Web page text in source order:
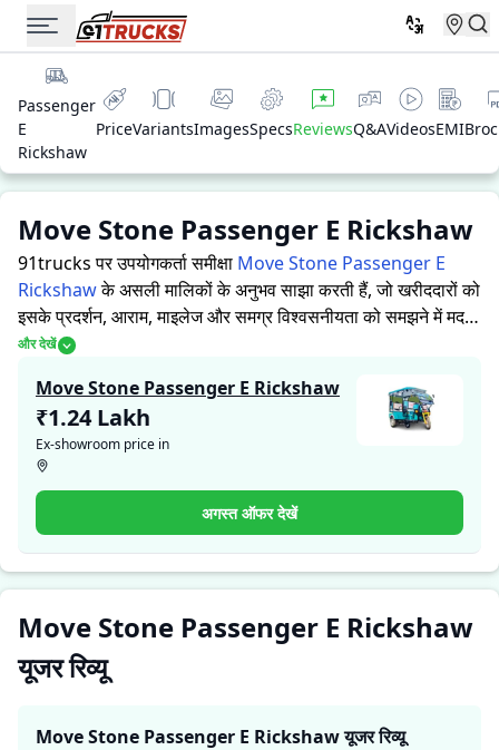
Passenger
E
Rickshaw
PriceVariantsImagesSpecsReviewsQ&AVideosEMI
Move Stone Passenger E Rickshaw
91trucks पर उपयोगकर्ता समीक्षा Move Stone Passenger E
Rickshawके असली मालिकों के अनुभव साझा करती हैं, जो खरीददारों को
इसके प्रदर्शन, आराम, माइलेज और समग्र विश्वसनीयता को समझने में मदद
करती हैं।
ऑटो रिक्शा की ताकत और कमजोरियों पर आधारित मूल्यांकन के साथ-साथ,
इस प्लेटफ़ॉर्म पर एक विशेष सेक्शन है जहाँ असली मालिक Move Stone
Passenger E Rickshaw के साथ अपने अनुभव साझा करते हैं। ये
सीधे अनुभव प्रदर्शन, आराम, माइलेज और विश्वसनीयता के बारे में
व्यावहारिक जानकारी देते हैं, जिससे भविष्य के खरीदार यह तय कर सकते हैं
कि क्याMove Stone Passenger E Rickshawउनकी जरूरतों के
लिए सही है।
और देखें
Move Stone Passenger E Rickshaw
₹1.24 Lakh
Ex-showroom price in
अगस्त ऑफर देखें
Move Stone Passenger E Rickshaw
यूजर रिव्यू
Move Stone Passenger E Rickshawयूजर रिव्यू